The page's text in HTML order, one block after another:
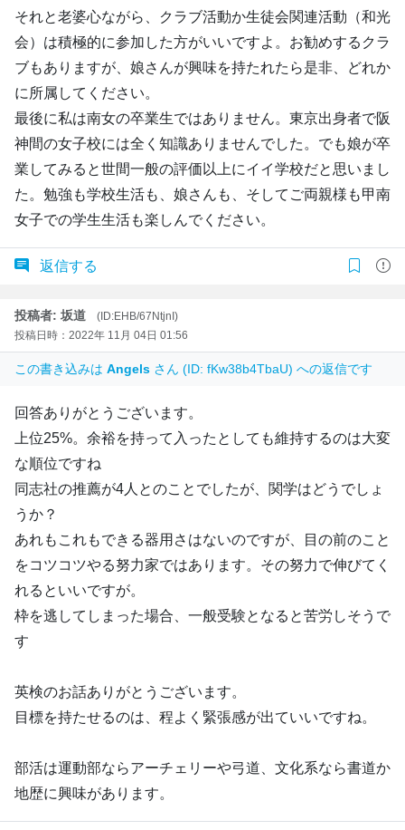
それと老婆心ながら、クラブ活動か生徒会関連活動（和光
会）は積極的に参加した方がいいですよ。お勧めするクラ
ブもありますが、娘さんが興味を持たれたら是非、どれか
に所属してください。
最後に私は南女の卒業生ではありません。東京出身者で阪
神間の女子校には全く知識ありませんでした。でも娘が卒
業してみると世間一般の評価以上にイイ学校だと思いまし
た。勉強も学校生活も、娘さんも、そしてご両親様も甲南
女子での学生生活も楽しんでください。
返信する
投稿者: 坂道
(ID:EHB/67NtjnI)
投稿日時：2022年 11月 04日 01:56
この書き込みは Angels さん (ID: fKw38b4TbaU) への返信です
回答ありがとうございます。
上位25%。余裕を持って入ったとしても維持するのは大変
な順位ですね
同志社の推薦が4人とのことでしたが、関学はどうでしょ
うか？
あれもこれもできる器用さはないのですが、目の前のこと
をコツコツやる努力家ではあります。その努力で伸びてく
れるといいですが。
枠を逃してしまった場合、一般受験となると苦労しそうで
す
英検のお話ありがとうございます。
目標を持たせるのは、程よく緊張感が出ていいですね。
部活は運動部ならアーチェリーや弓道、文化系なら書道か
地歴に興味があります。